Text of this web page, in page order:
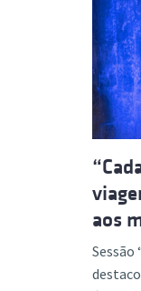
aos
Sessão